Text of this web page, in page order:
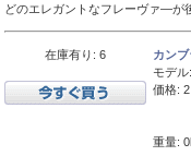
どのエレガントなフレーヴァ―が
在庫有り: 6
カン
モデル:
価格:
重量: